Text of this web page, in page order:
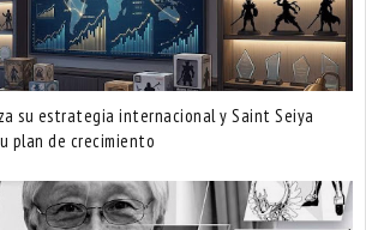
su estrategia internacional y Saint Seiya
plan de crecimiento